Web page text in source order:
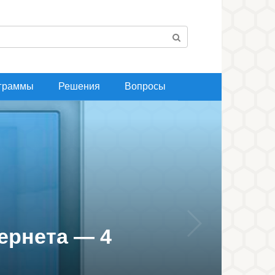
Решения Вопросы
— 4